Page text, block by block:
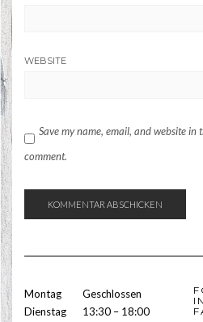
WEBSITE
Save my name, email, and website
comment.
Montag
Geschlossen
Dienstag
13:30 – 18:00